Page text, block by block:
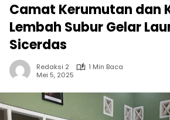
Camat Kerumutan dan
Lembah Subur Gelar
Sicerdas
Redaksi 2
1 Min Baca
Mei 5, 2025